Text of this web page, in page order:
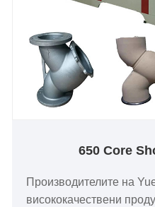
650 Core
Производителите на
висококачествени